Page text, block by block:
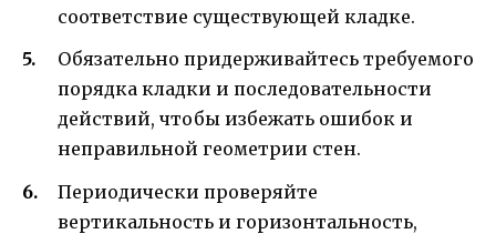
соответствие существующей кладке.
Обязательно придерживайтесь требуемого
порядка кладки и последовательности
действий, чтобы избежать ошибок и
неправильной геометрии стен.
Периодически проверяйте
вертикальность и горизонтальность,